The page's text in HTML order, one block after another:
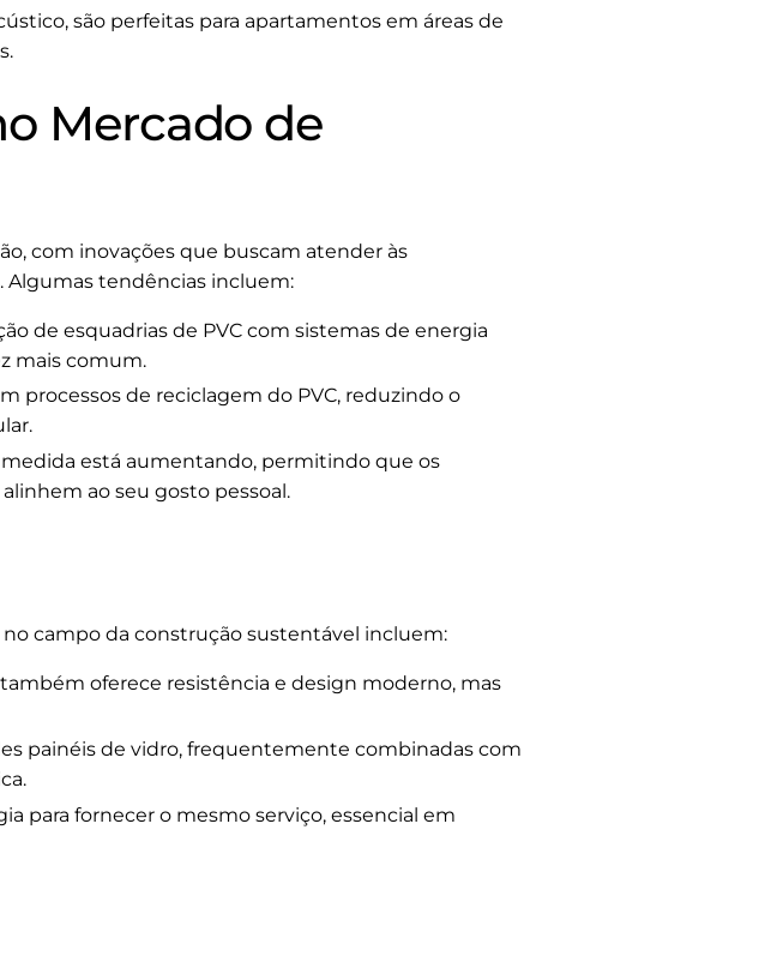
são perfeitas para apartamentos em áreas de
Mercado de
com inovações que buscam atender às
Algumas tendências incluem:
de esquadrias de PVC com sistemas de energia
mais comum.
processos de reciclagem do PVC, reduzindo o
está aumentando, permitindo que os
ao seu gosto pessoal.
campo da construção sustentável incluem:
oferece resistência e design moderno, mas
painéis de vidro, frequentemente combinadas com
para fornecer o mesmo serviço, essencial em